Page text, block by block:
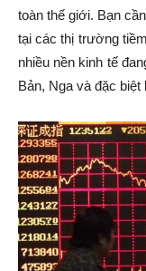
toàn thế giới. Bạn
tại các thị trường
nhiều nền kinh tế
Bản, Nga và đặc biệt